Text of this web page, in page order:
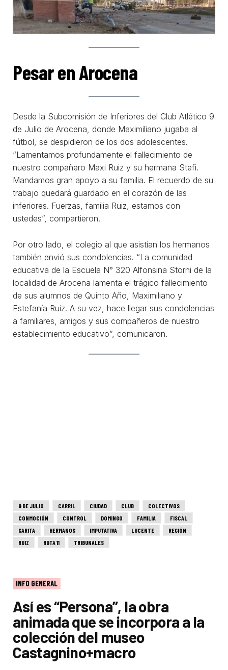
Pesar en Arocena
Desde la Subcomisión de Inferiores del Club Atlético 9
de Julio de Arocena, donde Maximiliano jugaba al
fútbol, se despidieron de los dos adolescentes.
“Lamentamos profundamente el fallecimiento de
nuestro compañero Maxi Ruiz y su hermana Stefi.
Mandamos gran apoyo a su familia. El recuerdo de su
trabajo quedará guardado en el corazón de las
inferiores. Fuerzas, familia Ruiz, estamos con
ustedes”, compartieron.
Por otro lado, el colegio al que asistían los hermanos
también envió sus condolencias. “La comunidad
educativa de la Escuela N° 320 Alfonsina Storni de la
localidad de Arocena lamenta el trágico fallecimiento
de sus alumnos de Quinto Año, Maximiliano y
Estefanía Ruiz. A su vez, hace llegar sus condolencias
a familiares, amigos y sus compañeros de nuestro
establecimiento educativo”, comunicaron.
9 DE JULIO CARRIL CIUDAD CLUB
COLECTIVOS
CONMOCIÓN
CONTROL DOMINGO FAMILIA
FISCAL
GARITA
HERMANOS IMPUTATIVA LUCENTE
REGIÓN
RUIZ
RUTA 11 TRIBUNALES